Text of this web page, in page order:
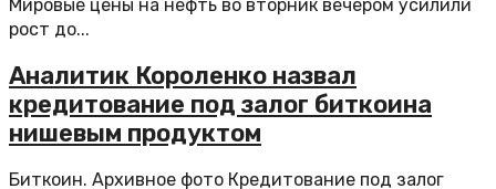
Мировые цены на нефть во вторник вечером усилили
рост до...
Аналитик Короленко назвал
кредитование под залог биткоина
нишевым продуктом
Биткоин. Архивное фото Кредитование под залог